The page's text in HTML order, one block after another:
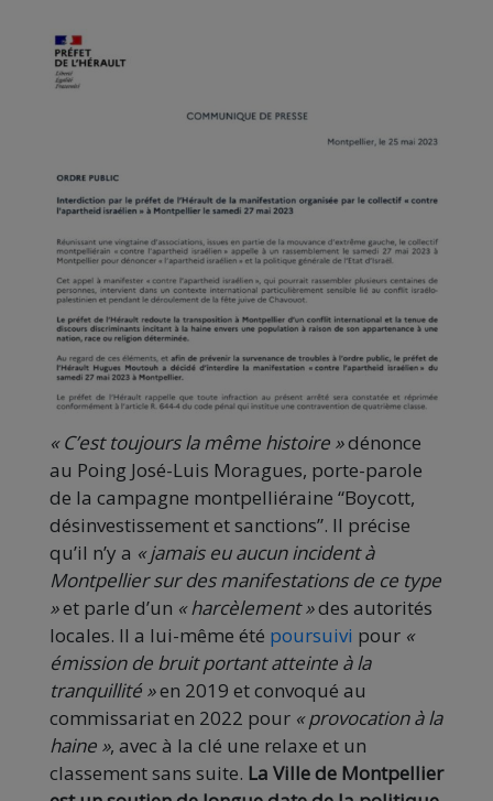
« C’est toujours la même histoire »dénonce
au Poing José-Luis Moragues, porte-parole
de la campagne montpelliéraine “Boycott,
désinvestissement et sanctions”. Il précise
qu’il n’y a « jamais eu aucun incident à
Montpellier sur des manifestations de ce type
»et parle d’un « harcèlement »des autorités
locales. Il a lui-même été poursuivi pour «
émission de bruit portant atteinte à la
tranquillité »en 2019 et convoqué au
commissariat en 2022 pour « provocation à la
haine », avec à la clé une relaxe et un
classement sans suite. La Ville de Montpellier